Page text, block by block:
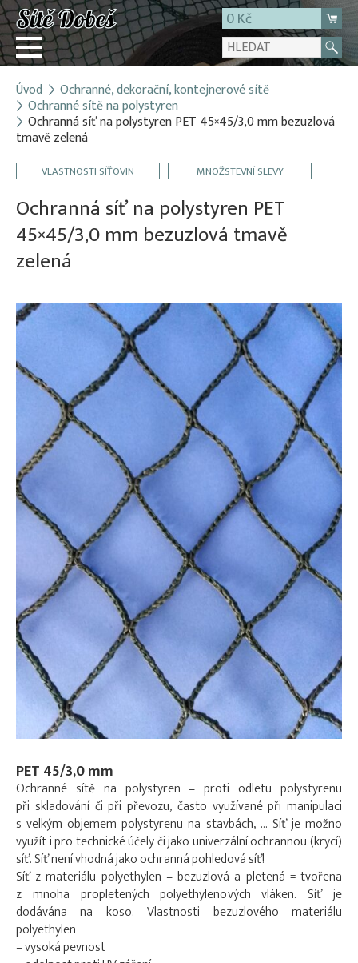
0 Kč
Přihlásit
Registrace
O firmě
Kontakt
Úvod Ochranné, dekorační, kontejnerové sítě
Ochranné sítě na polystyren
Ochranná síť na polystyren PET 45×45/3,0 mm bezuzlová
tmavě zelená
VLASTNOSTI SÍŤOVIN MNOŽSTEVNÍ SLEVY
Ochranná síť na polystyren PET
45×45/3,0 mm bezuzlová tmavě
zelená
PET 45/3,0 mm
Ochranné sítě na polystyren – proti odletu polystyrenu
při skladování či při převozu, často využívané při manipulaci
s velkým objemem polystyrenu na stavbách, … Síť je možno
využít i pro technické účely či jako univerzální ochrannou (krycí)
síť. Síť není vhodná jako ochranná pohledová síť!
Síť z materiálu polyethylen – bezuzlová a pletená = tvořena
z mnoha propletených polyethylenových vláken. Síť je
dodávána na koso. Vlastnosti bezuzlového materiálu
polyethylen
– vysoká pevnost